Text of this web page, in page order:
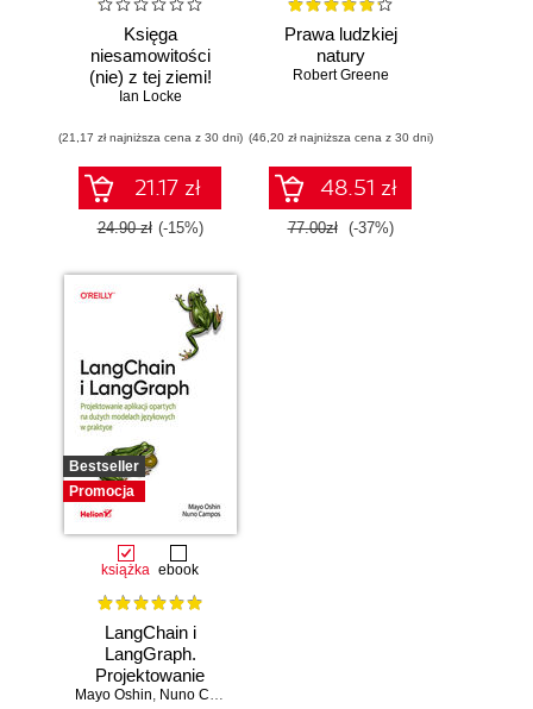
Księga
niesamowitości
(nie) z tej ziemi!
Księga faktów
niezwykłych
Ian Locke
(21,17 zł najniższa cena z 30 dni)
21.17 zł
24.90 zł (-15%)
Prawa ludzkiej
natury
Robert Greene
(46,20 zł najniższa cena z 30 dni)
48.51 zł
77.00zł (-37%)
Bestseller
Promocja
książka ebook
LangChain i
LangGraph.
Projektowanie
aplikacji opartych
Mayo Oshin, Nuno Campos